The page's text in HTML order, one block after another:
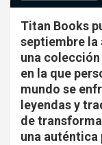
Titan Books
septiembre la
una
en la que
mundo se
leyendas y
de
una auténtica